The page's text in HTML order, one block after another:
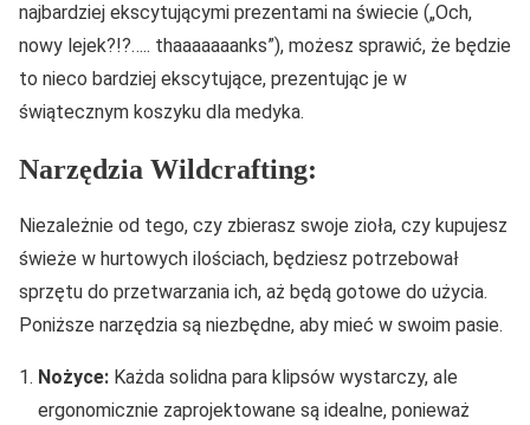
najbardziej ekscytującymi prezentami na świecie („Och,
nowy lejek?!?….. thaaaaaaanks”), możesz sprawić, że będzie
to nieco bardziej ekscytujące, prezentując je w
świątecznym koszyku dla medyka.
Narzędzia Wildcrafting:
Niezależnie od tego, czy zbierasz swoje zioła, czy kupujesz
świeże w hurtowych ilościach, będziesz potrzebował
sprzętu do przetwarzania ich, aż będą gotowe do użycia.
Poniższe narzędzia są niezbędne, aby mieć w swoim pasie.
Nożyce: Każda solidna para klipsów wystarczy, ale
ergonomicznie zaprojektowane są idealne, ponieważ